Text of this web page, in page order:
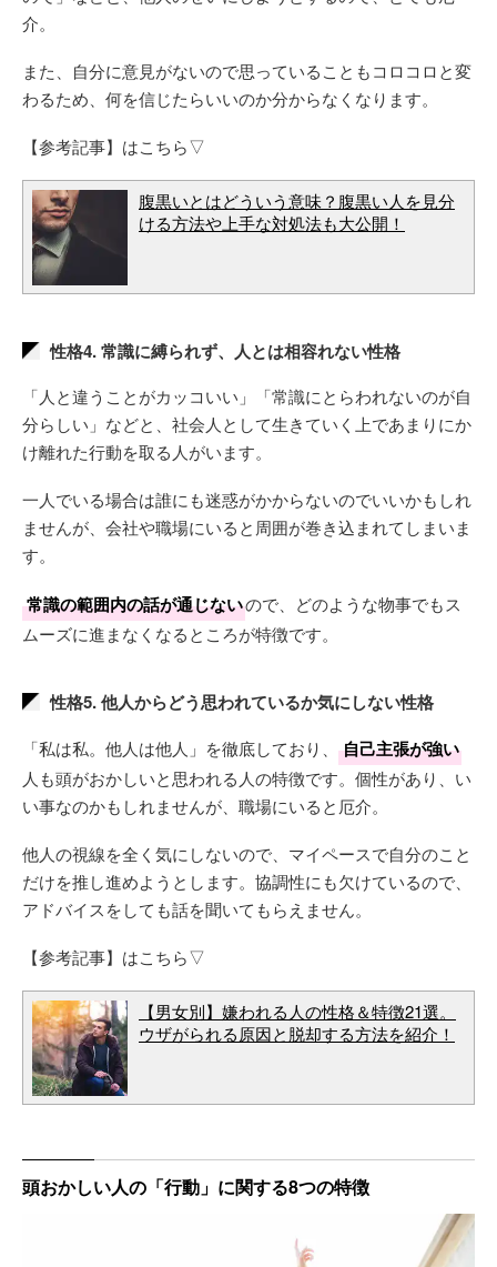
介。
また、自分に意見がないので思っていることもコロコロと変
わるため、何を信じたらいいのか分からなくなります。
【参考記事】はこちら▽
腹黒いとはどういう意味？腹黒い人を見分
ける方法や上手な対処法も大公開！
性格4. 常識に縛られず、人とは相容れない性格
「人と違うことがカッコいい」「常識にとらわれないのが自
分らしい」などと、社会人として生きていく上であまりにか
け離れた行動を取る人がいます。
一人でいる場合は誰にも迷惑がかからないのでいいかもしれ
ませんが、会社や職場にいると周囲が巻き込まれてしまいま
す。
常識の範囲内の話が通じないので、どのような物事でもス
ムーズに進まなくなるところが特徴です。
性格5. 他人からどう思われているか気にしない性格
「私は私。他人は他人」を徹底しており、 自己主張が強い
人も頭がおかしいと思われる人の特徴です。個性があり、い
い事なのかもしれませんが、職場にいると厄介。
他人の視線を全く気にしないので、マイペースで自分のこと
だけを推し進めようとします。協調性にも欠けているので、
アドバイスをしても話を聞いてもらえません。
【参考記事】はこちら▽
【男女別】嫌われる人の性格＆特徴21選。
ウザがられる原因と脱却する方法を紹介！
頭おかしい人の「行動」に関する8つの特徴